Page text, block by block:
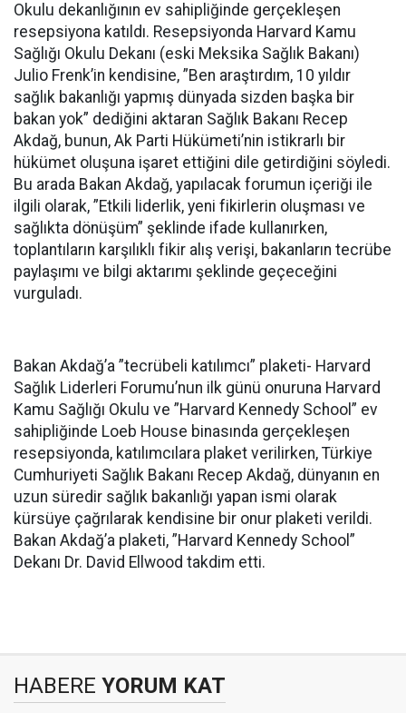
Okulu dekanlığının ev sahipliğinde gerçekleşen
resepsiyona katıldı. Resepsiyonda Harvard Kamu
Sağlığı Okulu Dekanı (eski Meksika Sağlık Bakanı)
Julio Frenk’in kendisine, ”Ben araştırdım, 10 yıldır
sağlık bakanlığı yapmış dünyada sizden başka bir
bakan yok” dediğini aktaran Sağlık Bakanı Recep
Akdağ, bunun, Ak Parti Hükümeti’nin istikrarlı bir
hükümet oluşuna işaret ettiğini dile getirdiğini söyledi.
Bu arada Bakan Akdağ, yapılacak forumun içeriği ile
ilgili olarak, ”Etkili liderlik, yeni fikirlerin oluşması ve
sağlıkta dönüşüm” şeklinde ifade kullanırken,
toplantıların karşılıklı fikir alış verişi, bakanların tecrübe
paylaşımı ve bilgi aktarımı şeklinde geçeceğini
vurguladı.
Bakan Akdağ’a ”tecrübeli katılımcı” plaketi- Harvard
Sağlık Liderleri Forumu’nun ilk günü onuruna Harvard
Kamu Sağlığı Okulu ve ”Harvard Kennedy School” ev
sahipliğinde Loeb House binasında gerçekleşen
resepsiyonda, katılımcılara plaket verilirken, Türkiye
Cumhuriyeti Sağlık Bakanı Recep Akdağ, dünyanın en
uzun süredir sağlık bakanlığı yapan ismi olarak
kürsüye çağrılarak kendisine bir onur plaketi verildi.
Bakan Akdağ’a plaketi, ”Harvard Kennedy School”
Dekanı Dr. David Ellwood takdim etti.
HABERE YORUM KAT